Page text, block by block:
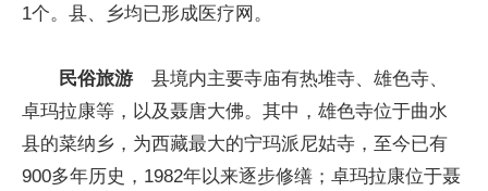
1个。县、乡均已形成医疗网。
民俗旅游县境内主要寺庙有热堆寺、雄色寺、
卓玛拉康等，以及聂唐大佛。其中，雄色寺位于曲水
县的菜纳乡，为西藏最大的宁玛派尼姑寺，至今已有
900多年历史，1982年以来逐步修缮；卓玛拉康位于聂